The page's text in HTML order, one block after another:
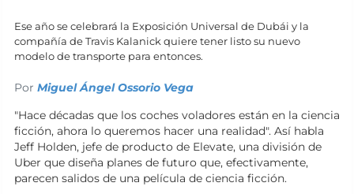
Ese año se celebrará la Exposición Universal de Dubái y la
compañía de Travis Kalanick quiere tener listo su nuevo
modelo de transporte para entonces.
Por Miguel Ángel Ossorio Vega
"Hace décadas que los coches voladores están en la ciencia
ficción, ahora lo queremos hacer una realidad". Así habla
Jeff Holden, jefe de producto de Elevate, una división de
Uber que diseña planes de futuro que, efectivamente,
parecen salidos de una película de ciencia ficción.